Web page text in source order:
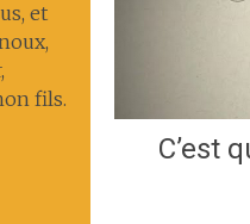
et
fils.
C’est